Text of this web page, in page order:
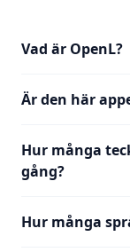
Vad är OpenL?
Är den här
Hur många
gång?
Hur många